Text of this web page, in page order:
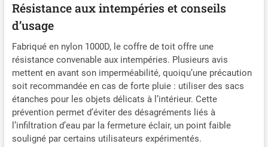
et indéchirable】Le sac de
ultra-résistant et renforcé
d'une doublure
imperméable en PVC 1000D
de qualité militaire à triple
couche. Sac de toit
imperméable et durable.
Protège du vent et de la
poussière, de la pluie et de
Résistance aux intempéries et conseils
d’usage
Fabriqué en nylon 1000D, le coffre de toit offre une
résistance convenable aux intempéries. Plusieurs avis
mettent en avant son imperméabilité, quoiqu’une précaution
soit recommandée en cas de forte pluie : utiliser des sacs
étanches pour les objets délicats à l’intérieur. Cette
prévention permet d’éviter des désagréments liés à
l’infiltration d’eau par la fermeture éclair, un point faible
souligné par certains utilisateurs expérimentés.